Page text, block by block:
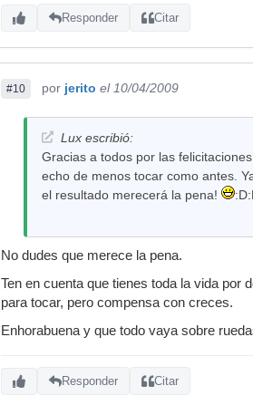
Responder Citar
#10 por jerito el 10/04/2009
Lux escribió:
Gracias a todos por las felicitaciones.
echo de menos tocar como antes.
el resultado merecerá la pena!
No dudes que merece la pena.
Ten en cuenta que tienes toda la vida por
para tocar, pero compensa con creces.
Enhorabuena y que todo vaya sobre
Responder Citar